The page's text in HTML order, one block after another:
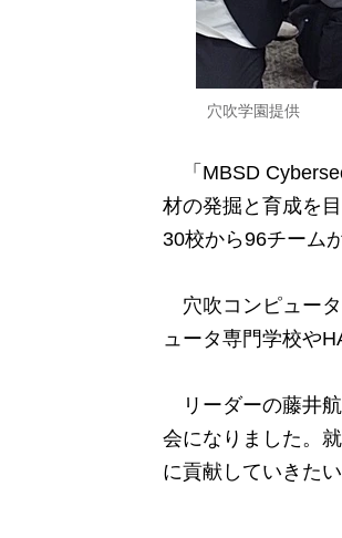
穴吹学園提供
「 MBSD
材の発掘と育成を
30校から96チーム
穴吹コンピュー
ュータ専門学校や
リーダーの藤井
会になりました。
に貢献していきた